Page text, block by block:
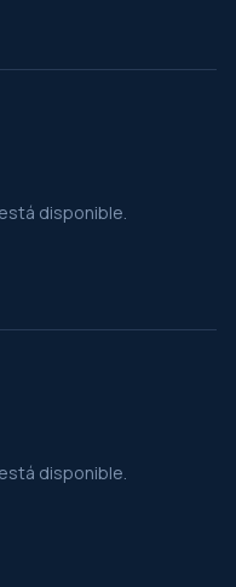
disponible.
disponible.